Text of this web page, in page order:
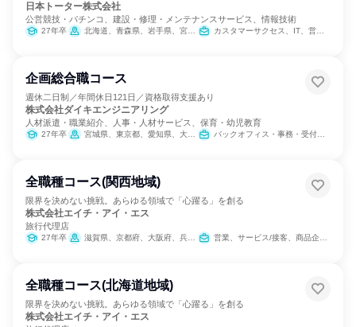
日本トーター株式会社
公営競技・パチンコ、建設・修理・メンテナンスサービス、情報技術
27年卒 北海道、青森県、岩手県、宮城県、秋田県、福島県、茨城県、群馬県、埼玉県、千葉県、東京都、神奈川県、新潟県、富山県、石川県、福井県、山梨県、岐阜県、静岡県、愛知県、三重県、滋賀県、京都府、大阪府、兵庫県、奈良県、和歌山県、鳥取県、島根県、岡山県、広島県、山口県、徳島県、香川県、愛媛県、高知県、福岡県、佐賀県、長崎県、熊本県、大分県、宮崎県、鹿児島県 カスタマーサクセス、IT、営業、サービス/接客、経営/事業企画、経理/税務/財務、人事、総務、製造・生産工程、建築/土木/プラント専門職
企画総合職コース
週休二日制／年間休日121日／資格取得支援あり
株式会社ダイキエンジニアリング
人材派遣・職業紹介、人事・人材サービス、保育・幼児教育
27年卒 宮城県、東京都、愛知県、大阪府、広島県、福岡県、長崎県 バックオフィス・事務・受付、営業、経理/税務/財務、人事、総務、法務/知財、IT、広報/IR、組織運営管理・公務員・事務系職種
全職種コース(関西地域)
限界を決めない挑戦。あらゆる領域で「心躍る」を創る
株式会社エイチ・アイ・エス
旅行代理店
27年卒 滋賀県、京都府、大阪府、兵庫県、奈良県、和歌山県 営業、サービス/接客、商品企画、カスタマーサポート/コールセンター
全職種コース(北海道地域)
限界を決めない挑戦。あらゆる領域で「心躍る」を創る
株式会社エイチ・アイ・エス